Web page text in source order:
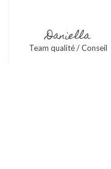
Daniella
Team qualité / Conseil